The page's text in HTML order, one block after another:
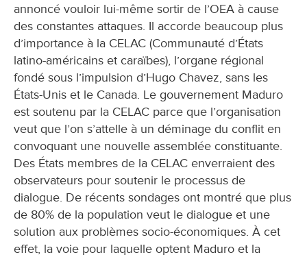
annoncé vouloir lui-même sortir de l’OEA à cause
des constantes attaques. Il accorde beaucoup plus
d’importance à la CELAC (Communauté d’États
latino-américains et caraïbes), l’organe régional
fondé sous l’impulsion d’Hugo Chavez, sans les
États-Unis et le Canada. Le gouvernement Maduro
est soutenu par la CELAC parce que l’organisation
veut que l’on s’attelle à un déminage du conflit en
convoquant une nouvelle assemblée constituante.
Des États membres de la CELAC enverraient des
observateurs pour soutenir le processus de
dialogue. De récents sondages ont montré que plus
de 80% de la population veut le dialogue et une
solution aux problèmes socio-économiques. À cet
effet, la voie pour laquelle optent Maduro et la